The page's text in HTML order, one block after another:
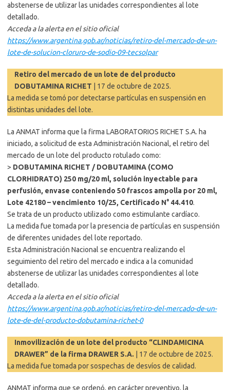
abstenerse de utilizar las unidades correspondientes al lote
detallado.
Acceda a la alerta en el sitio oficial
https://www.argentina.gob.ar/noticias/retiro-del-mercado-de-un-
lote-de-solucion-cloruro-de-sodio-09-tecsolpar
Retiro del mercado de un lote de del producto
DOBUTAMINA RICHET | 17 de octubre de 2025.
La medida se tomó por detectarse partículas en suspensión en
distintas unidades del lote.
La ANMAT informa que la firma LABORATORIOS RICHET S.A. ha
iniciado, a solicitud de esta Administración Nacional, el retiro del
mercado de un lote del producto rotulado como:
> DOBUTAMINA RICHET / DOBUTAMINA (COMO
CLORHIDRATO) 250 mg/20 ml, solución inyectable para
perfusión, envase conteniendo 50 frascos ampolla por 20 ml,
Lote 42180 – vencimiento 10/25, Certificado N° 44.410.
Se trata de un producto utilizado como estimulante cardíaco.
La medida fue tomada por la presencia de partículas en suspensión
de diferentes unidades del lote reportado.
Esta Administración Nacional se encuentra realizando el
seguimiento del retiro del mercado e indica a la comunidad
abstenerse de utilizar las unidades correspondientes al lote
detallado.
Acceda a la alerta en el sitio oficial
https://www.argentina.gob.ar/noticias/retiro-del-mercado-de-un-
lote-de-del-producto-dobutamina-richet-0
Inmovilización de un lote del producto “CLINDAMICINA
DRAWER” de la firma DRAWER S.A. | 17 de octubre de 2025.
La medida fue tomada por sospechas de desvíos de calidad.
ANMAT informa que se ordenó, en carácter preventivo, la